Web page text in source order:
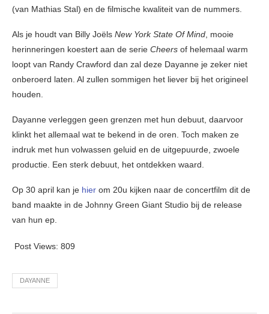
(van Mathias Stal) en de filmische kwaliteit van de nummers.
Als je houdt van Billy Joëls New York State Of Mind, mooie
herinneringen koestert aan de serie Cheers of helemaal warm
loopt van Randy Crawford dan zal deze Dayanne je zeker niet
onberoerd laten. Al zullen sommigen het liever bij het origineel
houden.
Dayanne verleggen geen grenzen met hun debuut, daarvoor
klinkt het allemaal wat te bekend in de oren. Toch maken ze
indruk met hun volwassen geluid en de uitgepuurde, zwoele
productie. Een sterk debuut, het ontdekken waard.
Op 30 april kan je hier om 20u kijken naar de concertfilm dit de
band maakte in de Johnny Green Giant Studio bij de release
van hun ep.
Post Views: 809
DAYANNE